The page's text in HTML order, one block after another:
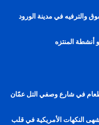
والترفيه في مدينة الورود
أنشطة المنتزه
في شارع وصفي التل عمّان
النكهات الأمريكية في قلب